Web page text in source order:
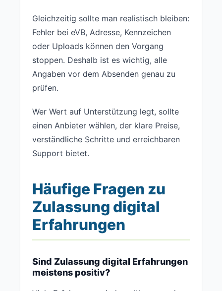
Gleichzeitig sollte man realistisch bleiben:
Fehler bei eVB, Adresse, Kennzeichen
oder Uploads können den Vorgang
stoppen. Deshalb ist es wichtig, alle
Angaben vor dem Absenden genau zu
prüfen.
Wer Wert auf Unterstützung legt, sollte
einen Anbieter wählen, der klare Preise,
verständliche Schritte und erreichbaren
Support bietet.
Häufige Fragen zu
Zulassung digital
Erfahrungen
Sind Zulassung digital Erfahrungen
meistens positiv?